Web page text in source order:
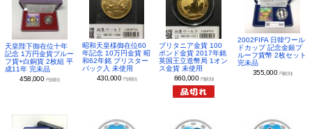
天皇陛下御在位十年
記念 1万円金貨プルー
フ貨+白銅貨 2枚組 平
成11年 完未品
458,000 円(税別)
昭和天皇様御在位60
年記念 10万円金貨 昭
和62年銘 ブリスター
パック入 未使用
430,000 円(税別)
ブリタニア金貨 100
ポンド金貨 2017年銘
英国王立造幣局 1オン
ス金貨 未使用
660,000 円(税別)
2002FIFA 日韓ワール
ドカップ 記念金銀プ
ルーフ貨幣 2枚セット
完未品
355,000 円(税別)